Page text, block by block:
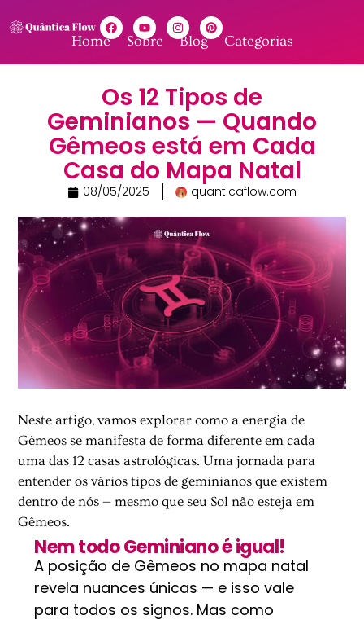
Home Sobre Blog Categorias
Os 12 Tipos de
Geminianos — Quando
Gêmeos está em Cada
Casa do Mapa Natal
08/05/2025 quanticaflow.com
Neste artigo, vamos explorar como a energia de
Gêmeos se manifesta de forma diferente em cada
uma das 12 casas astrológicas. Uma jornada para
entender os vários tipos de geminianos que existem
dentro de nós — mesmo que seu Sol não esteja em
Gêmeos.
Nem todo Geminiano é igual!
A posição de Gêmeos no mapa natal
revela nuances únicas — e isso vale
para todos os signos. Mas como